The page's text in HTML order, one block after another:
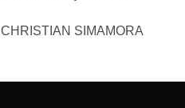
CHRISTIAN SIMAMORA